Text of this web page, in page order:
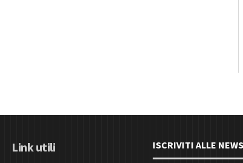
Link utili
ISCRIVITI ALLE